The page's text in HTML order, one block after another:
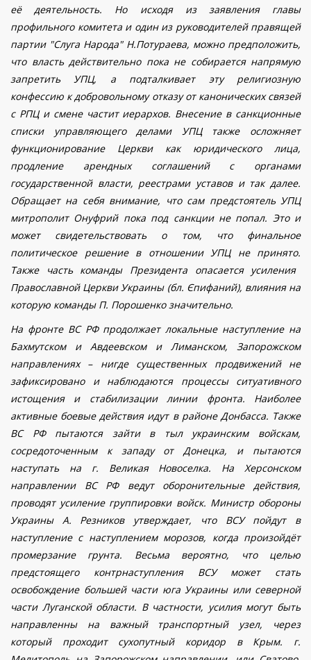
её деятельность. Но исходя из заявления главы
профильного комитета и один из руководителей правящей
партии "Слуга Народа" Н.Потураева, можно предположить,
что власть действительно пока не собирается напрямую
запретить УПЦ, а подталкивает эту религиозную
конфессию к добровольному отказу от канонических связей
с РПЦ и смене частит иерархов. Внесение в санкционные
списки управляющего делами УПЦ также осложняет
функционирование Церкви как юридического лица,
продление арендных соглашений с органами
государственной власти, реестрами уставов и так далее.
Обращает на себя внимание, что сам предстоятель УПЦ
митрополит Онуфрий пока под санкции не попал. Это и
может свидетельствоватьо том, что финальное
политическое решение в отношении УПЦ не принято.
Также часть команды Президента опасается усиления
Православной Церкви Украины(бл. Єпифаний), влияния на
которую команды П. Порошенко значительно.
На фронте ВС РФ продолжает локальные наступление на
Бахмутском и Авдеевском и Лиманском, Запорожском
направлениях – нигде существенных продвижений не
зафиксировано и наблюдаются процессы ситуативного
истощения и стабилизации линии фронта. Наиболее
активные боевые действия идут в районе Донбасса. Также
ВС РФ пытаются зайти в тыл украинским войскам,
сосредоточенным к западу от Донецка, и пытаются
наступатьна г. Великая Новоселка. На Херсонском
направлении ВС РФ ведут оборонительные действия,
проводят усиление группировки войск. Министр обороны
Украины А. Резников утверждает, что ВСУ пойдут в
наступление с наступлением морозов, когда произойдёт
промерзание грунта. Весьма вероятно, что целью
предстоящего контрнаступления ВСУ
может стать
освобождение большей части юга Украиныили северной
части Луганской области. В частности, усилия могут быть
направленны на важный транспортный узел, через
который проходит сухопутный коридор в Крым. г.